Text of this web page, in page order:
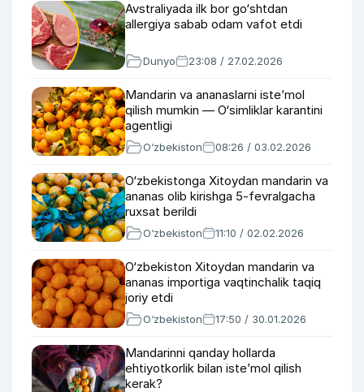
Avstraliyada ilk bor go‘shtdan
allergiya sabab odam vafot etdi
Dunyo 23:08 / 27.02.2026
Mandarin va ananaslarni iste’mol
qilish mumkin — O‘simliklar karantini
agentligi
O‘zbekiston 08:26 / 03.02.2026
O‘zbekistonga Xitoydan mandarin va
ananas olib kirishga 5-fevralgacha
ruxsat berildi
O‘zbekiston 11:10 / 02.02.2026
O‘zbekiston Xitoydan mandarin va
ananas importiga vaqtinchalik taqiq
joriy etdi
O‘zbekiston 17:50 / 30.01.2026
Mandarinni qanday hollarda
ehtiyotkorlik bilan iste’mol qilish
kerak?